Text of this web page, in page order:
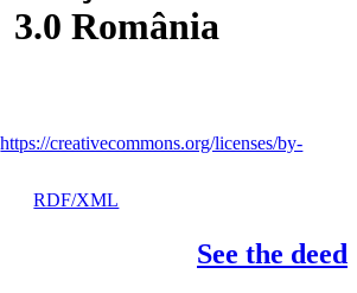
3.0 România
https://creativecommons.org/licenses/by-
RDF/XML
See the deed